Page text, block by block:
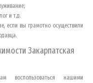
и т.д.
если вы грамотно осуществили
Закарпатская
воспользоваться нашими